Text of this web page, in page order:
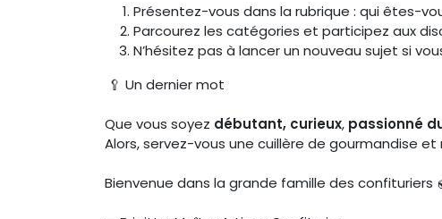
Présentez-vous dans la rubrique : qui êtes-
Parcourez les catégories et participez aux
N’hésitez pas à lancer un nouveau sujet si
🥄 Un dernier mot
Que vous soyez débutant, curieux, passionné
Alors, servez-vous une cuillère de gourmandise
Bienvenue dans la grande famille des confituriers